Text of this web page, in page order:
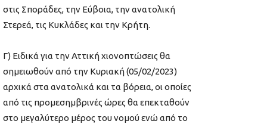
στις Σποράδες, την Εύβοια, την ανατολική
Στερεά, τις Κυκλάδες και την Κρήτη.
Γ) Ειδικά για την Αττική χιονοπτώσεις θα
σημειωθούν από την Κυριακή (05/02/2023)
αρχικά στα ανατολικά και τα βόρεια, οι οποίες
από τις προμεσημβρινές ώρες θα επεκταθούν
στο μεγαλύτερο μέρος του νομού ενώ από το